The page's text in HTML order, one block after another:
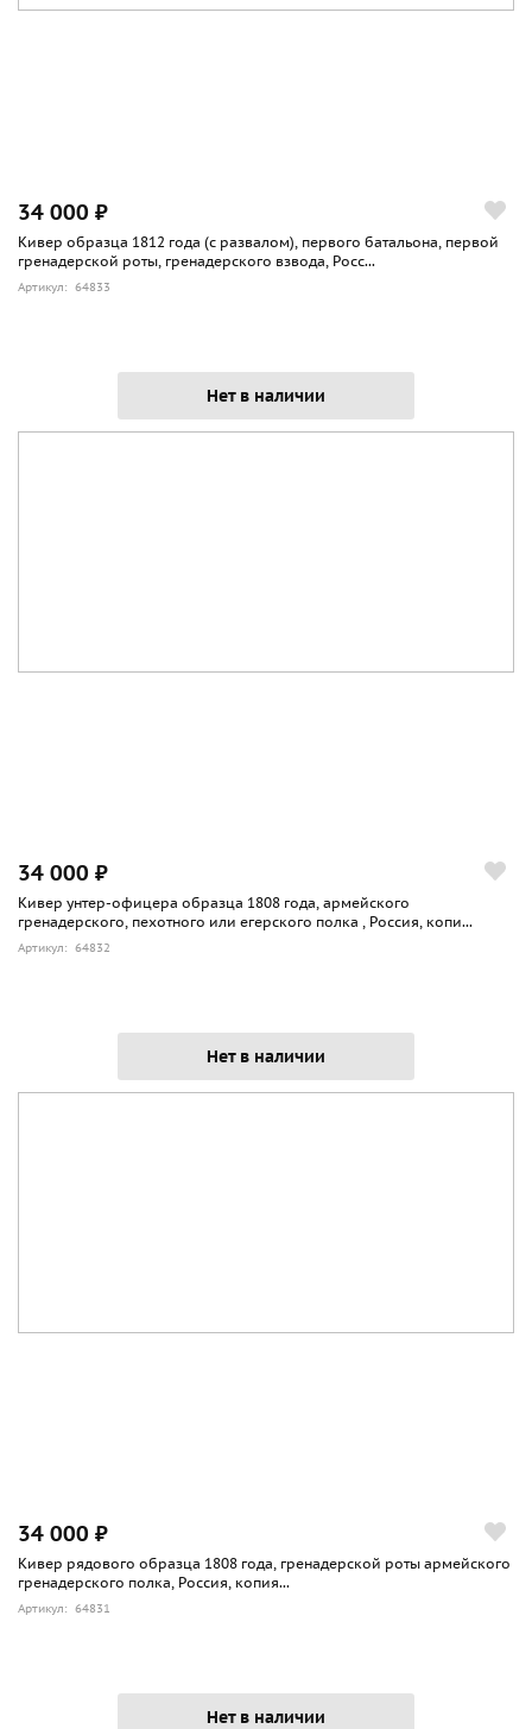
34 000 ₽
Кивер образца 1812 года (с развалом), первого батальона, первой
гренадерской роты, гренадерского взвода, Росс...
Артикул: 64833
Нет в наличии
34 000 ₽
Кивер унтер-офицера образца 1808 года, армейского
гренадерского, пехотного или егерского полка , Россия, копи...
Артикул: 64832
Нет в наличии
34 000 ₽
Кивер рядового образца 1808 года, гренадерской роты армейского
гренадерского полка, Россия, копия...
Артикул: 64831
Нет в наличии